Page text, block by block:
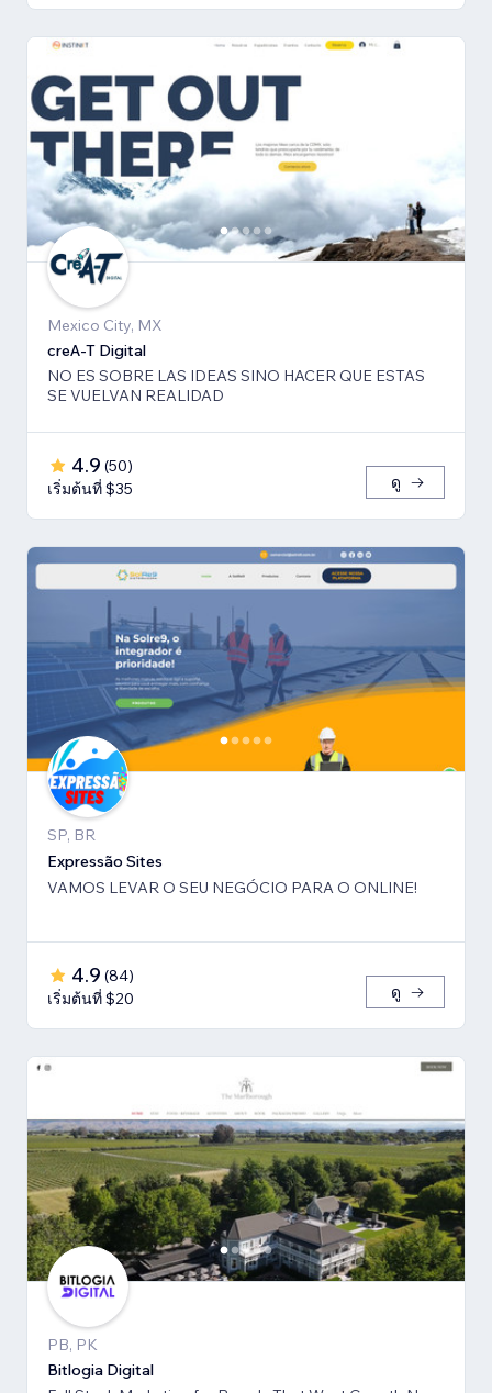
Mexico City, MX
creA-T Digital
NO ES SOBRE LAS IDEAS SINO HACER QUE ESTAS
SE VUELVAN REALIDAD
4.9 (50)
เริ่มต้นที่ $35
ดู
SP, BR
Expressão Sites
VAMOS LEVAR O SEU NEGÓCIO PARA O ONLINE!
4.9 (84)
เริ่มต้นที่ $20
ดู
PB, PK
Bitlogia Digital